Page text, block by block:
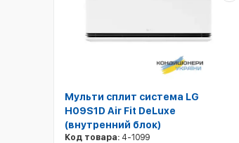
Мульти сплит система LG
H09S1D Air Fit DeLuxe
(внутренний блок)
Код товара: 4-1099